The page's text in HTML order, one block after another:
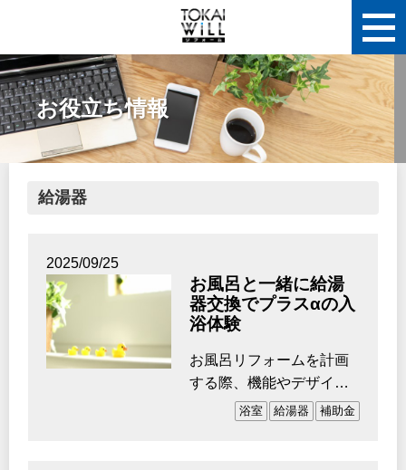
お役立ち情報
給湯器
2025/09/25
お風呂と一緒に給湯
器交換でプラスαの入
浴体験
お風呂リフォームを計画
する際、機能やデザイ
ン、清掃性、洗面所や水
浴室 給湯器 補助金